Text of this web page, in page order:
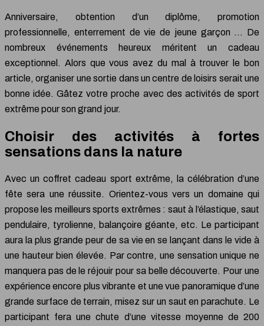
Anniversaire, obtention d’un diplôme, promotion
professionnelle, enterrement de vie de jeune garçon … De
nombreux événements heureux méritent un cadeau
exceptionnel. Alors que vous avez du mal à trouver le bon
article, organiser une sortie dans un centre de loisirs serait une
bonne idée. Gâtez votre proche avec des activités de sport
extrême pour son grand jour.
Choisir des activités à fortes
sensations dans la nature
Avec un coffret cadeau sport extrême, la célébration d’une
fête sera une réussite. Orientez-vous vers un domaine qui
propose les meilleurs sports extrêmes : saut à l’élastique, saut
pendulaire, tyrolienne, balançoire géante, etc. Le participant
aura la plus grande peur de sa vie en se lançant dans le vide à
une hauteur bien élevée. Par contre, une sensation unique ne
manquera pas de le réjouir pour sa belle découverte. Pour une
expérience encore plus vibrante et une vue panoramique d’une
grande surface de terrain, misez sur un saut en parachute. Le
participant fera une chute d’une vitesse moyenne de 200